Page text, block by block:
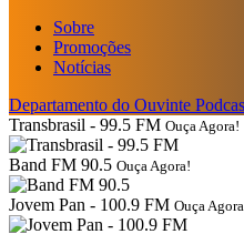
Sobre
Promoções
Notícias
Departamento do Ouvinte
Transbrasil - 99.5 FM Ouça Agora!
Band FM 90.5 Ouça Agora!
Jovem Pan - 100.9 FM Ouça